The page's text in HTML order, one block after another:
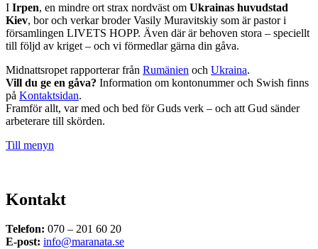
I Irpen, en mindre ort strax nordväst om Ukrainas huvudstad
Kiev, bor och verkar broder Vasily Muravitskiy som är pastor i
församlingen LIVETS HOPP. Även där är behoven stora – speciellt
till följd av kriget – och vi förmedlar gärna din gåva.
Midnattsropet rapporterar från Rumänien och Ukraina.
Vill du ge en gåva? Information om kontonummer och Swish finns
på Kontaktsidan.
Framför allt, var med och bed för Guds verk – och att Gud sänder
arbeterare till skörden.
Till menyn
Kontakt
Telefon: 070 – 201 60 20
E-post: info@maranata.se